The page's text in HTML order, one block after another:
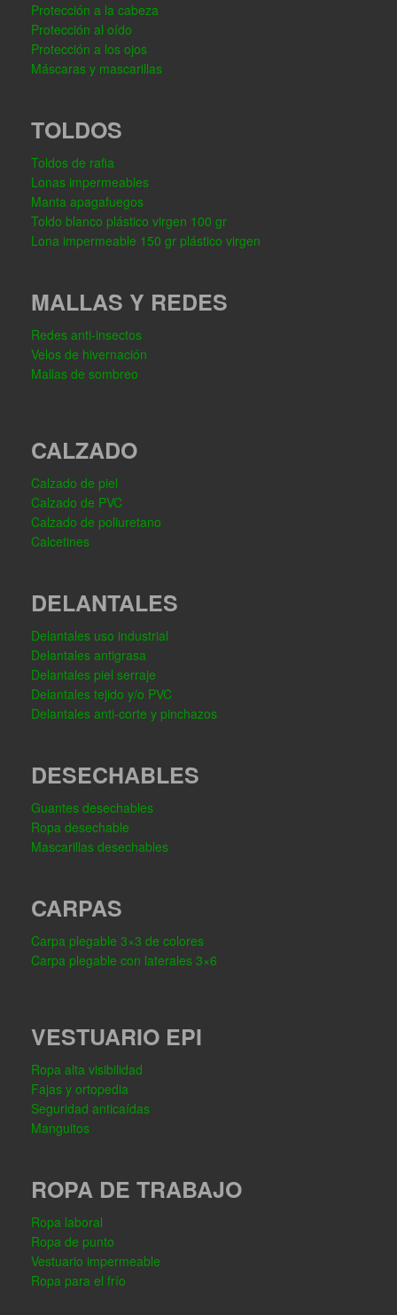
Protección a la cabeza
Protección al oído
Protección a los ojos
Máscaras y mascarillas
TOLDOS
Toldos de rafia
Lonas impermeables
Manta apagafuegos
Toldo blanco plástico virgen 100 gr
Lona impermeable 150 gr plástico virgen
MALLAS Y REDES
Redes anti-insectos
Velos de hivernación
Mallas de sombreo
CALZADO
Calzado de piel
Calzado de PVC
Calzado de poliuretano
Calcetines
DELANTALES
Delantales uso industrial
Delantales antigrasa
Delantales piel serraje
Delantales tejido y/o PVC
Delantales anti-corte y pinchazos
DESECHABLES
Guantes desechables
Ropa desechable
Mascarillas desechables
CARPAS
Carpa plegable 3×3 de colores
Carpa plegable con laterales 3×6
VESTUARIO EPI
Ropa alta visibilidad
Fajas y ortopedia
Seguridad anticaídas
Manguitos
ROPA DE TRABAJO
Ropa laboral
Ropa de punto
Vestuario impermeable
Ropa para el frío